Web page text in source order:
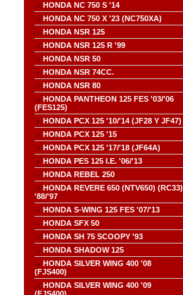
HONDA NC 750 S '14
HONDA NC 750 X '23 (NC750XA)
HONDA NSR 125
HONDA NSR 125 R '99
HONDA NSR 50
HONDA NSR 74CC.
HONDA NSR 80
HONDA PANTHEON 125 FES '03/'06
(FES125)
HONDA PCX 125 '10/'14 (JF28 Y JF47)
HONDA PCX 125 '15
HONDA PCX 125 '17/'18 (JF64A)
HONDA PES 125 I.E. '06/'13
HONDA REBEL 250
HONDA REVERE 650 (NTV650) (RC33)
'88/'97
HONDA S-WING 125 FES '07/'13
HONDA SFX 50
HONDA SH 75 SCOOPY '93
HONDA SHADOW 125
HONDA SILVER WING 400 '08
(FJS400)
HONDA SILVER WING 400 '09